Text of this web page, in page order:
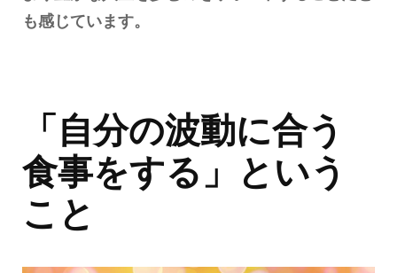
も感じています。
「自分の波動に合う
食事をする」という
こと